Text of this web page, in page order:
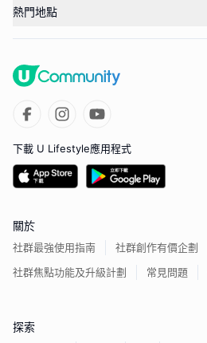
熱門地點
下載 U Lifestyle應用程式
關於
社群最強使用指南
社群創作有價企劃
社群焦點功能及升級計劃
常見問題
探索